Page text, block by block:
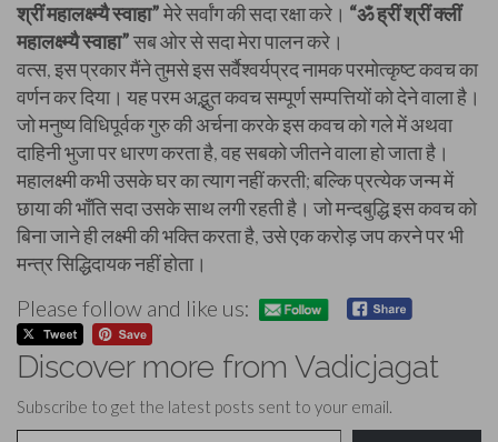
श्रीं महालक्ष्म्यै स्वाहा”मेरे सर्वांग की सदा रक्षा करे। “ॐ ह्रीं श्रीं क्लीं
महालक्ष्म्यै स्वाहा”सब ओर से सदा मेरा पालन करे।
वत्स, इस प्रकार मैंने तुमसे इस सर्वैश्वर्यप्रद नामक परमोत्कृष्ट कवच का
वर्णन कर दिया। यह परम अद्भुत कवच सम्पूर्ण सम्पत्तियों को देने वाला है।
जो मनुष्य विधिपूर्वक गुरु की अर्चना करके इस कवच को गले में अथवा
दाहिनी भुजा पर धारण करता है, वह सबको जीतने वाला हो जाता है।
महालक्ष्मी कभी उसके घर का त्याग नहीं करती; बल्कि प्रत्येक जन्म में
छाया की भाँति सदा उसके साथ लगी रहती है। जो मन्दबुद्धि इस कवच को
बिना जाने ही लक्ष्मी की भक्ति करता है, उसे एक करोड़ जप करने पर भी
मन्त्र सिद्धिदायक नहीं होता।
Please follow and like us:
Discover more from Vadicjagat
Subscribe to get the latest posts sent to your email.
Type your email…